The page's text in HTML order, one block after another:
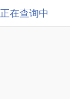
正在查询中